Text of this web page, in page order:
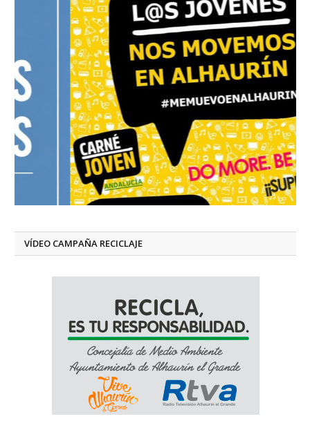
VÍDEO CAMPAÑA RECICLAJE